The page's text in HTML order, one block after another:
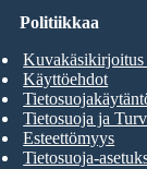
Politiikkaa
Käyttöehdot
Tietosuoja ja
Esteettömyys
Tietosuoja-